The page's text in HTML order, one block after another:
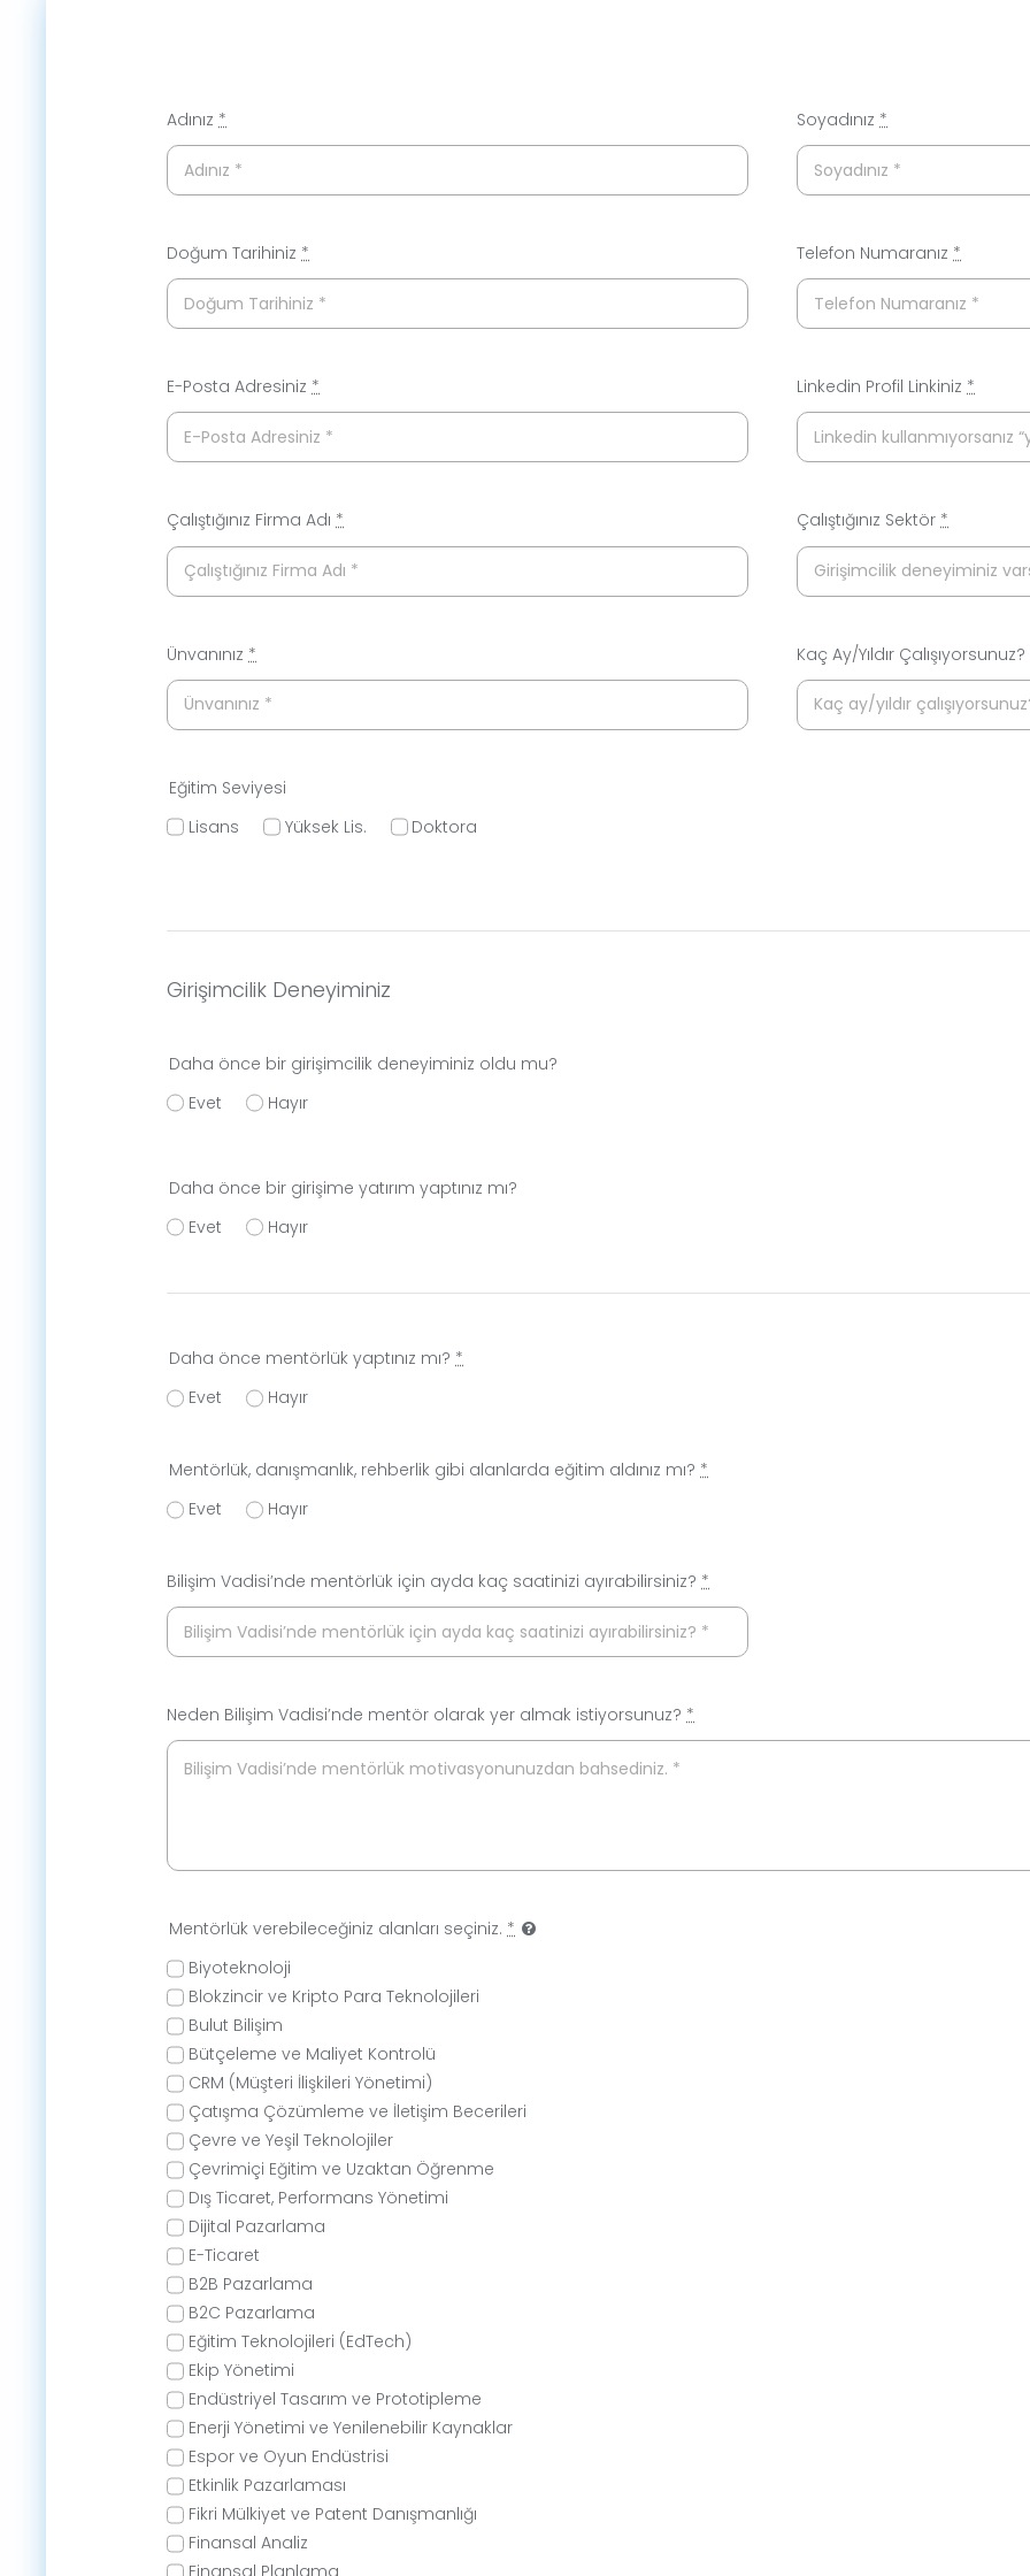
Adınız* Soyadınız*
Doğum Tarihiniz* Telefon Numaranız*
E-Posta Adresiniz* Linkedin Profil Linkiniz*
Çalıştığınız Firma Adı* Çalıştığınız Sektör*
Ünvanınız * Kaç Ay/Yıldır Çalışıyorsunuz?
Eğitim Seviyesi
Lisans
Yüksek Lis. Doktora
Girişimcilik Deneyiminiz
Daha önce bir girişimcilik deneyiminiz oldu mu?
Evet
Hayır
Daha önce bir girişime yatırım yaptınız mı?
Evet
Hayır
Daha önce mentörlük yaptınız mı? *
Evet
Hayır
Mentörlük, danışmanlık, rehberlik gibi alanlarda eğitim aldınız mı?*
Evet
Hayır
Bilişim Vadisi’nde mentörlük için ayda kaç saatinizi ayırabilirsiniz?*
Neden Bilişim Vadisi’nde mentör olarak yer almak istiyorsunuz?*
Mentörlük verebileceğiniz alanları seçiniz.*
Biyoteknoloji
Blokzincir ve Kripto Para Teknolojileri
Bulut Bilişim
Bütçeleme ve Maliyet Kontrolü
CRM (Müşteri İlişkileri Yönetimi)
Çatışma Çözümleme ve İletişim Becerileri
Çevre ve Yeşil Teknolojiler
Çevrimiçi Eğitim ve Uzaktan Öğrenme
Dış Ticaret, Performans Yönetimi
Dijital Pazarlama
E-Ticaret
B2B Pazarlama
B2C Pazarlama
Eğitim Teknolojileri (EdTech)
Ekip Yönetimi
Endüstriyel Tasarım ve Prototipleme
Enerji Yönetimi ve Yenilenebilir Kaynaklar
Espor ve Oyun Endüstrisi
Etkinlik Pazarlaması
Fikri Mülkiyet ve Patent Danışmanlığı
Finansal Analiz